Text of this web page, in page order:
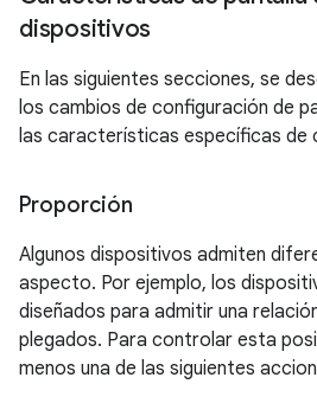
dispositivos
En las siguientes secciones, se
los cambios de configuración de
las características específicas de
Proporción
Algunos dispositivos admiten
aspecto. Por ejemplo, los
diseñados para admitir una
plegados. Para controlar esta
menos una de las siguientes